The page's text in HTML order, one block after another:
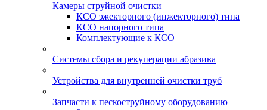
Камеры струйной очистки
КСО эжекторного (инжекторного) типа
КСО напорного типа
Комплектующие к КСО
Системы сбора и рекуперации абразива
Устройства для внутренней очистки труб
Запчасти к пескоструйному оборудованию